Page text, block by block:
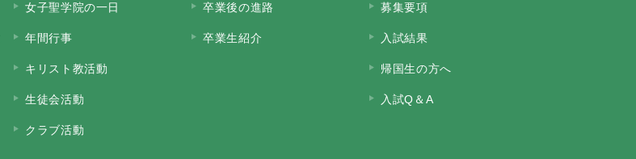
女子聖学院の一日
年間行事
キリスト教活動
生徒会活動
クラブ活動
卒業後の進路
卒業生紹介
募集要項
入試結果
帰国生の方へ
入試Q＆A